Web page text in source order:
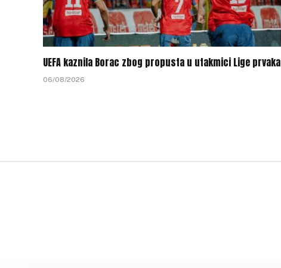
UEFA kaznila Borac zbog propusta u utakmici Lige prvaka
06/08/2026